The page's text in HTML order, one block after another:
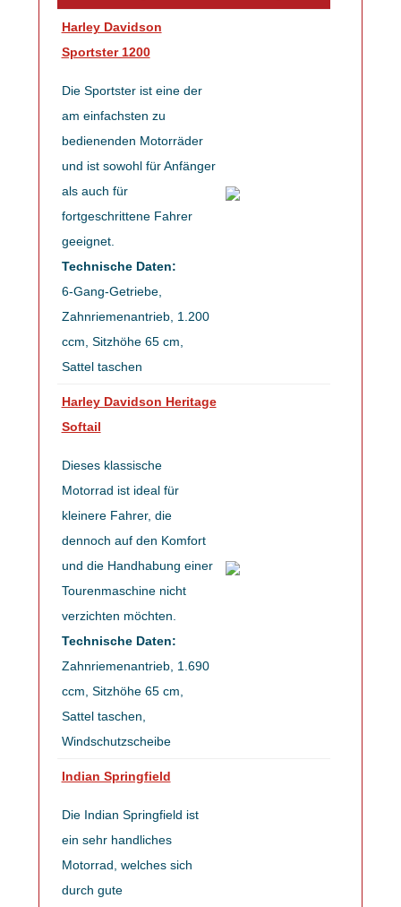
Harley Davidson
Sportster 1200
Die Sportster ist eine der
am einfachsten zu
bedienenden Motorräder
und ist sowohl für Anfänger
als auch für
fortgeschrittene Fahrer
geeignet.
Technische Daten:
6-Gang-Getriebe,
Zahnriemenantrieb, 1.200
ccm, Sitzhöhe 65 cm,
Sattel taschen
Harley Davidson Heritage
Softail
Dieses klassische
Motorrad ist ideal für
kleinere Fahrer, die
dennoch auf den Komfort
und die Handhabung einer
Tourenmaschine nicht
verzichten möchten.
Technische Daten:
Zahnriemenantrieb, 1.690
ccm, Sitzhöhe 65 cm,
Sattel taschen,
Windschutzscheibe
Indian Springfield
Die Indian Springfield ist
ein sehr handliches
Motorrad, welches sich
durch gute